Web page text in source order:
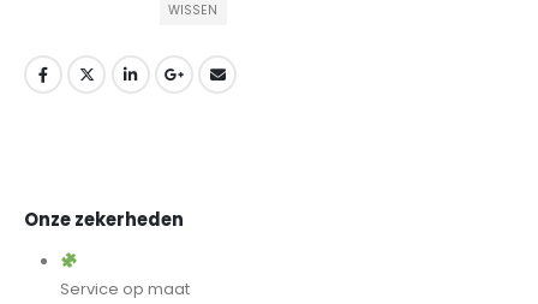
WISSEN
Onze zekerheden
Service op maat